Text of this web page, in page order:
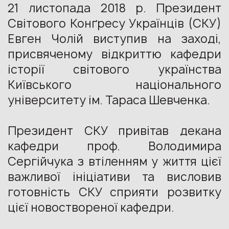
21 листопада 2018 р. Президент
Світового Конґресу Українців (СКУ)
Евген Чолій виступив на заході,
присвяченому відкриттю кафедри
історії світового українства
Київського національного
університету ім. Тараса Шевченка.
Президент СКУ привітав декана
кафедри проф. Володимира
Сергійчука з втіленням у життя цієї
важливої ініціативи та висловив
готовність СКУ сприяти розвитку
цієї новоствореної кафедри.